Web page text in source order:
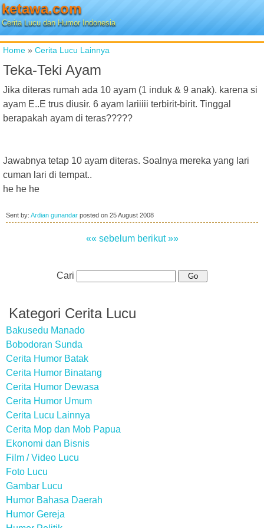
ketawa.com
Cerita Lucu dan Humor Indonesia
Home » Cerita Lucu Lainnya
Teka-Teki Ayam
Jika diteras rumah ada 10 ayam (1 induk & 9 anak). karena si
ayam E..E trus diusir. 6 ayam lariiiii terbirit-birit. Tinggal
berapakah ayam di teras?????
Jawabnya tetap 10 ayam diteras. Soalnya mereka yang lari
cuman lari di tempat..
he he he
Sent by: Ardian gunandar posted on 25 August 2008
«« sebelum berikut »»
Cari
Kategori Cerita Lucu
Bakusedu Manado
Bobodoran Sunda
Cerita Humor Batak
Cerita Humor Binatang
Cerita Humor Dewasa
Cerita Humor Umum
Cerita Lucu Lainnya
Cerita Mop dan Mob Papua
Ekonomi dan Bisnis
Film / Video Lucu
Foto Lucu
Gambar Lucu
Humor Bahasa Daerah
Humor Gereja